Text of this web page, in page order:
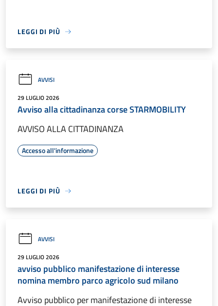
LEGGI DI PIÙ
AVVISI
29 LUGLIO 2026
Avviso alla cittadinanza corse STARMOBILITY
AVVISO ALLA CITTADINANZA
Accesso all'informazione
LEGGI DI PIÙ
AVVISI
29 LUGLIO 2026
avviso pubblico manifestazione di interesse
nomina membro parco agricolo sud milano
Avviso pubblico per manifestazione di interesse